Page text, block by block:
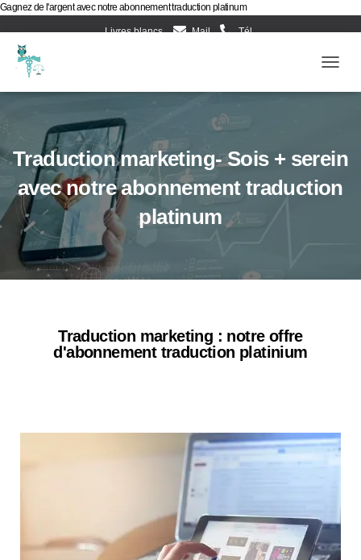
Gagnez de l'argent avec notre abonnement traduction platinum
Livres blancs Mail Tél
Traduction marketing- Sois + serein
avec notre abonnement traduction
platinum
Traduction marketing : notre offre
d'abonnement traduction platinium